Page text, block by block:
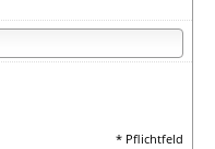
* Pflichtfeld